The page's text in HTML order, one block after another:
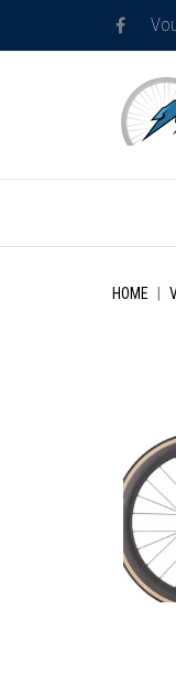
content
HOME